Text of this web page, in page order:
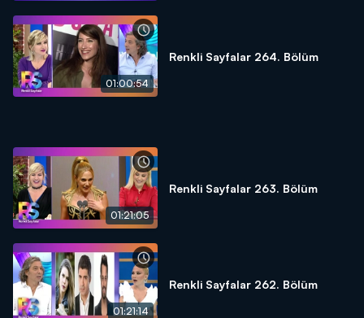
01:00:54
Renkli Sayfalar 264. Bölüm
01:21:05
Renkli Sayfalar 263. Bölüm
01:21:14
Renkli Sayfalar 262. Bölüm